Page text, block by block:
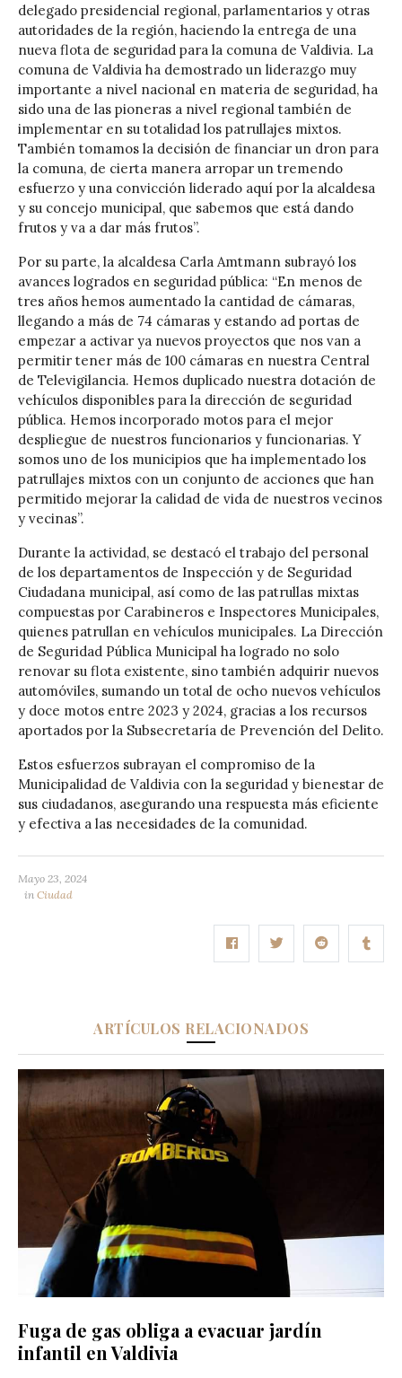
delegado presidencial regional, parlamentarios y otras
autoridades de la región, haciendo la entrega de una
nueva flota de seguridad para la comuna de Valdivia. La
comuna de Valdivia ha demostrado un liderazgo muy
importante a nivel nacional en materia de seguridad, ha
sido una de las pioneras a nivel regional también de
implementar en su totalidad los patrullajes mixtos.
También tomamos la decisión de financiar un dron para
la comuna, de cierta manera arropar un tremendo
esfuerzo y una convicción liderado aquí por la alcaldesa
y su concejo municipal, que sabemos que está dando
frutos y va a dar más frutos”.
Por su parte, la alcaldesa Carla Amtmann subrayó los
avances logrados en seguridad pública: “En menos de
tres años hemos aumentado la cantidad de cámaras,
llegando a más de 74 cámaras y estando ad portas de
empezar a activar ya nuevos proyectos que nos van a
permitir tener más de 100 cámaras en nuestra Central
de Televigilancia. Hemos duplicado nuestra dotación de
vehículos disponibles para la dirección de seguridad
pública. Hemos incorporado motos para el mejor
despliegue de nuestros funcionarios y funcionarias. Y
somos uno de los municipios que ha implementado los
patrullajes mixtos con un conjunto de acciones que han
permitido mejorar la calidad de vida de nuestros vecinos
y vecinas”.
Durante la actividad, se destacó el trabajo del personal
de los departamentos de Inspección y de Seguridad
Ciudadana municipal, así como de las patrullas mixtas
compuestas por Carabineros e Inspectores Municipales,
quienes patrullan en vehículos municipales. La Dirección
de Seguridad Pública Municipal ha logrado no solo
renovar su flota existente, sino también adquirir nuevos
automóviles, sumando un total de ocho nuevos vehículos
y doce motos entre 2023 y 2024, gracias a los recursos
aportados por la Subsecretaría de Prevención del Delito.
Estos esfuerzos subrayan el compromiso de la
Municipalidad de Valdivia con la seguridad y bienestar de
sus ciudadanos, asegurando una respuesta más eficiente
y efectiva a las necesidades de la comunidad.
Mayo 23, 2024
in Ciudad
ARTÍCULOS RELACIONADOS
Fuga de gas obliga a evacuar jardín
infantil en Valdivia